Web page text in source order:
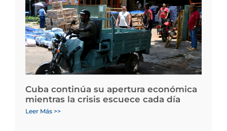
Cuba continúa su apertura económica
mientras la crisis escuece cada día
Leer Más >>